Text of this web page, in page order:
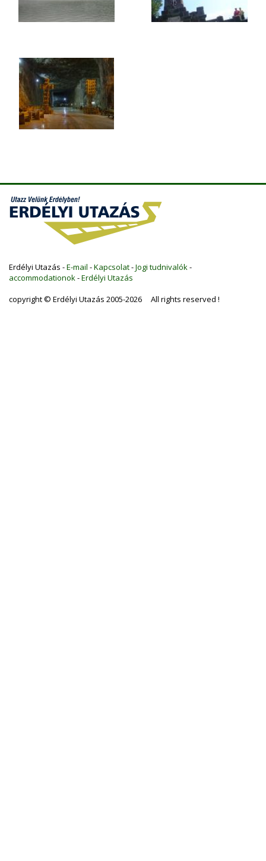
Erdélyi Utazás -E-mail -Kapcsolat-Jogi tudnivalók -
accommodationok -Erdélyi Utazás
copyright © Erdélyi Utazás 2005-2026 All rights reserved !